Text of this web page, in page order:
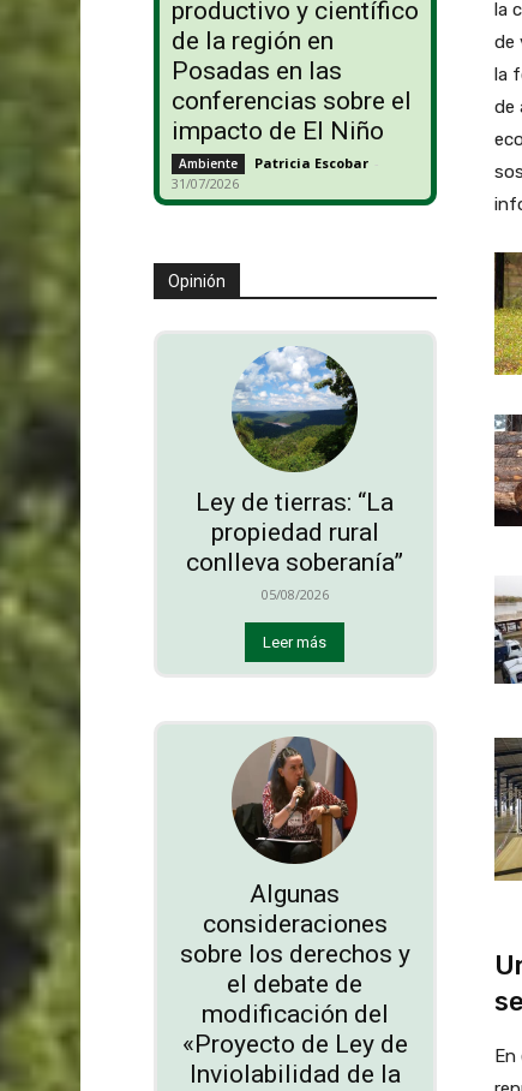
productivo y científico
de la región en
Posadas en las
conferencias sobre el
impacto de El Niño
Ambiente Patricia Escobar -
31/07/2026
Opinión
Ley de tierras: “La
propiedad rural
conlleva soberanía”
05/08/2026
Leer más
Algunas
consideraciones
sobre los derechos y
el debate de
modificación del
«Proyecto de Ley de
Inviolabilidad de la
la
de
la
de
En